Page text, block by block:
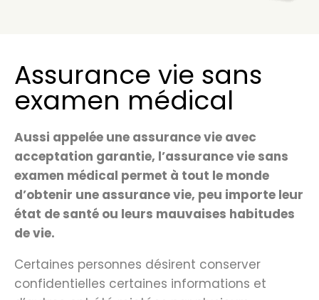
Assurance vie sans
examen médical
Aussi appelée une assurance vie avec
acceptation garantie, l’assurance vie sans
examen médical permet à tout le monde
d’obtenir une assurance vie, peu importe leur
état de santé ou leurs mauvaises habitudes
de vie.
Certaines personnes désirent conserver
confidentielles certaines informations et